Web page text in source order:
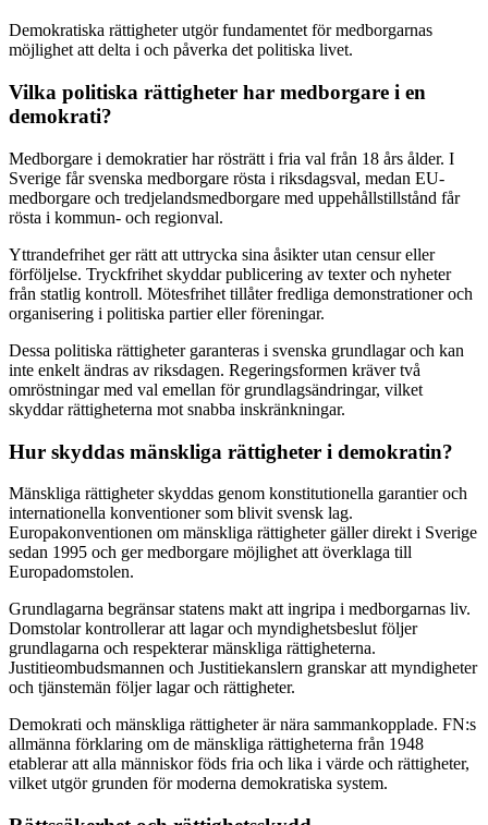
Demokratiska rättigheter utgör fundamentet för medborgarnas
möjlighet att delta i och påverka det politiska livet.
Vilka politiska rättigheter har medborgare i en
demokrati?
Medborgare i demokratier har rösträtt i fria val från 18 års ålder. I
Sverige får svenska medborgare rösta i riksdagsval, medan EU-
medborgare och tredjelandsmedborgare med uppehållstillstånd får
rösta i kommun- och regionval.
Yttrandefrihet ger rätt att uttrycka sina åsikter utan censur eller
förföljelse. Tryckfrihet skyddar publicering av texter och nyheter
från statlig kontroll. Mötesfrihet tillåter fredliga demonstrationer och
organisering i politiska partier eller föreningar.
Dessa politiska rättigheter garanteras i svenska grundlagar och kan
inte enkelt ändras av riksdagen. Regeringsformen kräver två
omröstningar med val emellan för grundlagsändringar, vilket
skyddar rättigheterna mot snabba inskränkningar.
Hur skyddas mänskliga rättigheter i demokratin?
Mänskliga rättigheter skyddas genom konstitutionella garantier och
internationella konventioner som blivit svensk lag.
Europakonventionen om mänskliga rättigheter gäller direkt i Sverige
sedan 1995 och ger medborgare möjlighet att överklaga till
Europadomstolen.
Grundlagarna begränsar statens makt att ingripa i medborgarnas liv.
Domstolar kontrollerar att lagar och myndighetsbeslut följer
grundlagarna och respekterar mänskliga rättigheterna.
Justitieombudsmannen och Justitiekanslern granskar att myndigheter
och tjänstemän följer lagar och rättigheter.
Demokrati och mänskliga rättigheter är nära sammankopplade. FN:s
allmänna förklaring om de mänskliga rättigheterna från 1948
etablerar att alla människor föds fria och lika i värde och rättigheter,
vilket utgör grunden för moderna demokratiska system.